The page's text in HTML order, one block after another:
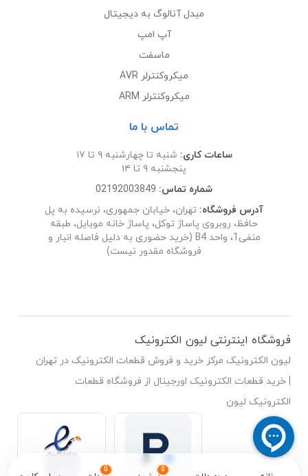
0
0
مبدل آنالوگ به دیجیتال
آپ امپ
ماسفت
میکروکنترلر AVR
میکروکنترلر ARM
تماس با ما
ساعات کاری: شنبه تا چهارشنبه ۹ تا ۱۷
پنجشنبه ۹ تا ۱۴
شماره تماس: 02192003849
آدرس فروشگاه: تهران، خیابان جمهوری، نرسیده به پل
حافظ، روبروی پاساژ توکل، پاساژ خانه موبایل، طبقه
منفی1، واحد B4 (خرید حضوری به دلیل فاصله انبار و
فروشگاه مقدور نیست)
فروشگاه اینترنتی لیون الکترونیک
لیون الکترونیک مرکز خرید و فروش قطعات الکترونیک در تهران
| خرید قطعات الکترونیک اورجینال از فروشگاه قطعات
الکترونیک لیون